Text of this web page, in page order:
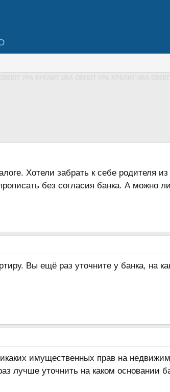
Хотели забрать к себе родителя
без согласия банка. А можно
Вы ещё раз уточните у банка, на
имущественных прав на
лучше уточнить на каком основании